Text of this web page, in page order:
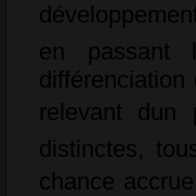
en passant
relevant
distinctes,
chance